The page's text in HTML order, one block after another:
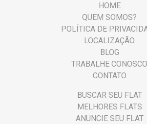
HOME
QUEM SOMOS?
POLÍTICA DE
LOCALIZAÇÃO
BLOG
TRABALHE CONOSCO
CONTATO
BUSCAR SEU FLAT
MELHORES FLATS
ANUNCIE SEU FLAT